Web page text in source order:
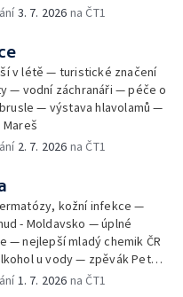
psí seriál: výmarský
3. 7. 2026 na ČT1
v létě — turistické značení
— vodní záchranáři — péče o
— výstava hlavolamů —
2. 7. 2026 na ČT1
kožní infekce —
- Moldavsko — úplné
— nejlepší mladý chemik ČR
u vody — zpěvák Peter
1. 7. 2026 na ČT1